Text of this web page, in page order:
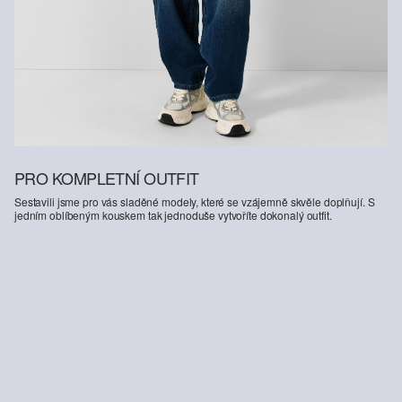
PRO KOMPLETNÍ OUTFIT
Sestavili jsme pro vás sladěné modely, které se vzájemně skvěle doplňují. S
jedním oblíbeným kouskem tak jednoduše vytvoříte dokonalý outfit.